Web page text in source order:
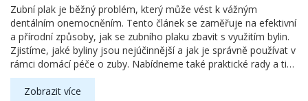
Zubní plak je běžný problém, který může vést k vážným
dentálním onemocněním. Tento článek se zaměřuje na efektivní
a přírodní způsoby, jak se zubního plaku zbavit s využitím bylin.
Zjistíme, jaké byliny jsou nejúčinnější a jak je správně používat v
rámci domácí péče o zuby. Nabídneme také praktické rady a tipy
na přírodní ústní vody a pasty, které pomáhají v boji proti plaku
a udržují zuby zdravé a čisté.
Zobrazit více